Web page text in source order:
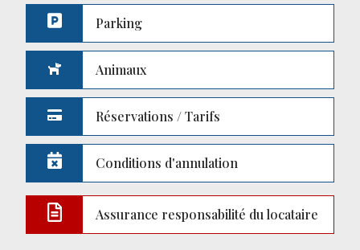
Parking
Animaux
Réservations / Tarifs
Conditions d'annulation
Assurance responsabilité du locataire